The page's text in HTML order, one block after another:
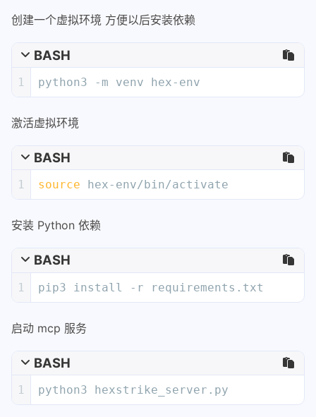
创建一个虚拟环境 方便以后安装依赖
BASH
1 python3 -m venv hex-env
激活虚拟环境
BASH
1 source hex-env/bin/activate
安装 Python 依赖
BASH
1 pip3 install -r requirements.txt
启动 mcp 服务
BASH
1 python3 hexstrike_server.py